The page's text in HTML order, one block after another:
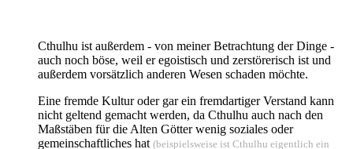
Cthulhu ist außerdem - von meiner Betrachtung der Dinge -
auch noch böse, weil er egoistisch und zerstörerisch ist und
außerdem vorsätzlich anderen Wesen schaden möchte.
Eine fremde Kultur oder gar ein fremdartiger Verstand kann
nicht geltend gemacht werden, da Cthulhu auch nach den
Maßstäben für die Alten Götter wenig soziales oder
gemeinschaftliches hat (beispielsweise ist Cthulhu eigentlich ein